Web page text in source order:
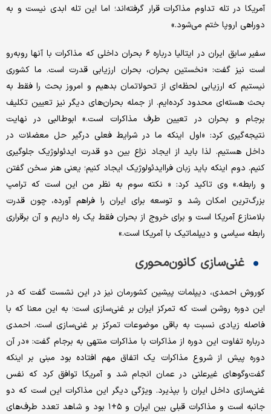
آمریکا در تله تداوم مذاکرات قرار گرفته‌اند؛ اما این تله ابدی نیست و به
دوراهی اروپا ختم می‌شود.»
سفیر سابق ایران در ایتالیا درباره ۶ بحران داخلی که مذاکرات با آنها روبه‌رو
است نیز گفت: «نخستین بحران، بحران ارزیابی قدرت است. ما کشوری
نیستیم که ارزیابی لحظه‌ای از تحولاتمان بدهیم و امروز بحث را فقط به
بحث هسته‌ای محدود کرده‌ایم. از جمله بحران‌های دیگر نیز تعیین تکلیف
برجام و بحران در تعیین طرف مذاکرات است.» ابوطالبی در نهایت
نتیجه‌گیری کرد: «اول اینکه ما در شرایط فعلی درگیر حل معضلات در
داخل هستیم. لذا باید از ایجاد نزاع بین دو قدرت ایدئولوژیک جلوگیری
کنیم. دوم اینکه باید زبان فراایدئولوژیک ایجاد کنیم؛ یعنی هنر سخن گفتن
و رابطه.» وی تاکید کرد: « نکته سوم به نظر من این است که ترامپ
بزرگ‌ترین امکان رشد و توسعه برای ایران را فراهم آورده، چون قدرت
بلامنازع آمریکا است و برای خروج از بحران فقط یک راه داریم و آن برقراری
رابطه سیاسی و دیپلماتیک با آمریکا است.»
غنی‌سازی کانون‌محوری
کوروش احمدی، دیپلمات پیشین کشورمان نیز در این نشست گفت که در
این دوره روشن است که تمرکز ایران بر غنی‌سازی است؛ به این معنا که با
فاصله زیادی نسبت به باقی موضوعات تمرکز بر غنی‌سازی است. احمدی
درباره تفاوت این دوره از مذاکرات با مذاکرات منتهی به برجام گفت: «در آن
دوره پیش از شروع مذاکرات یک اتفاق مهم افتاده بود مبنی بر اینکه
گفت‌وگوهای غیرعلنی در عمان انجام شد و آمریکا توافق کرد که نفس
غنی‌سازی داخل ایران را بپذیرد. ویژگی دیگر این مذاکرات این است که دو
جانبه است و مذاکرات قبلی بین ایران و ۵+۱ بود و شاهد تعدد طرف‌های